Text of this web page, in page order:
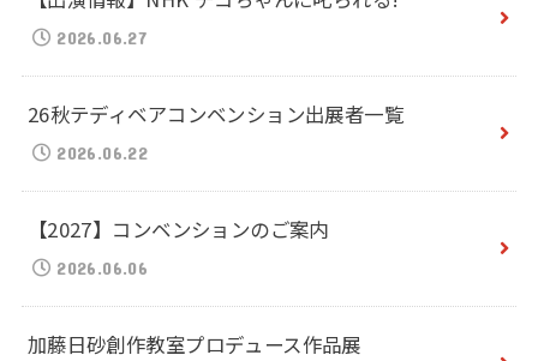
2026.06.27
26秋テディベアコンベンション出展者一覧
2026.06.22
【2027】コンベンションのご案内
2026.06.06
加藤日砂創作教室プロデュース作品展